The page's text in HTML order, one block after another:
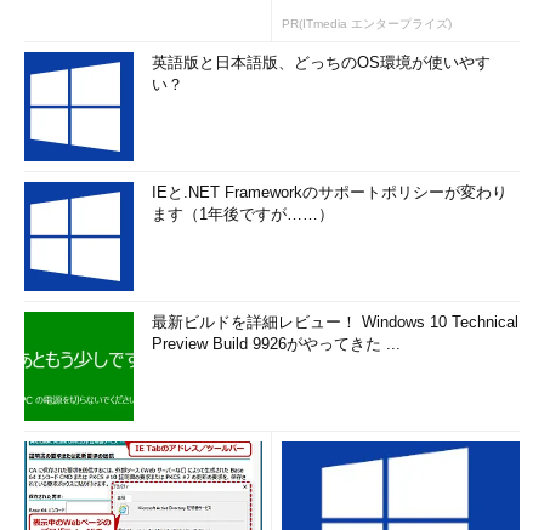
PR(ITmedia エンタープライズ)
英語版と日本語版、どっちのOS環境が使いやす
い？
IEと.NET Frameworkのサポートポリシーが変わり
ます（1年後ですが……）
最新ビルドを詳細レビュー！ Windows 10 Technical
Preview Build 9926がやってきた ...